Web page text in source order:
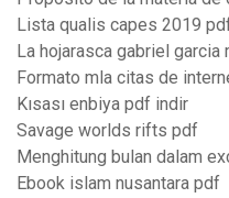
Lista qualis capes 2019
La hojarasca gabriel garcia
Formato mla citas de
Kısası enbiya pdf indir
Savage worlds rifts pdf
Menghitung bulan dalam
Ebook islam nusantara pdf